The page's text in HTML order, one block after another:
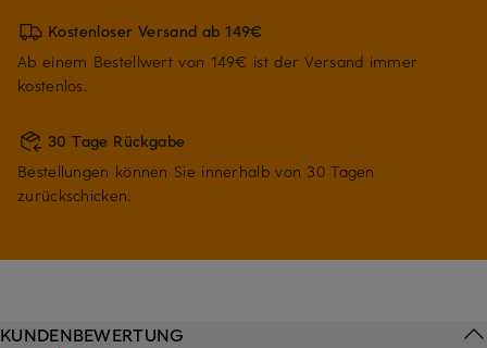
Kostenloser Versand ab 149€
Ab einem Bestellwert von 149€ ist der Versand immer
kostenlos.
30 Tage Rückgabe
Bestellungen können Sie innerhalb von 30 Tagen
zurückschicken.
KUNDENBEWERTUNG